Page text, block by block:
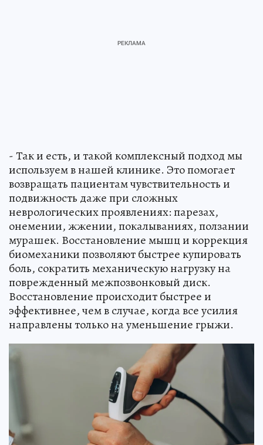
- Так и есть, и такой комплексный подход мы
используем в нашей клинике. Это помогает
возвращать пациентам чувствительность и
подвижность даже при сложных
неврологических проявлениях: парезах,
онемении, жжении, покалываниях, ползании
мурашек. Восстановление мышц и коррекция
биомеханики позволяют быстрее купировать
боль, сократить механическую нагрузку на
поврежденный межпозвонковый диск.
Восстановление происходит быстрее и
эффективнее, чем в случае, когда все усилия
направлены только на уменьшение грыжи.